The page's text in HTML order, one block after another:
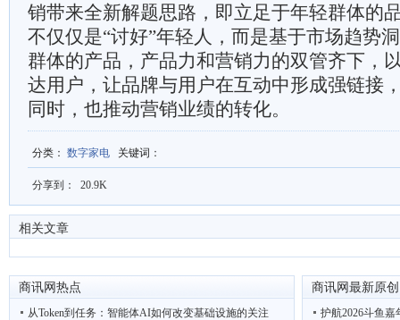
销带来全新解题思路，即立足于年轻群体的
不仅仅是“讨好”年轻人，而是基于市场趋势
群体的产品，产品力和营销力的双管齐下，
达用户，让品牌与用户在互动中形成强链接
同时，也推动营销业绩的转化。
分类 ： 数字家电 关键词 ：
分享到： 20.9K
相关文章
商讯网热点
从Token到任务：智能体AI如何改变基础设施的关注
商讯网最新原创
护航2026斗鱼